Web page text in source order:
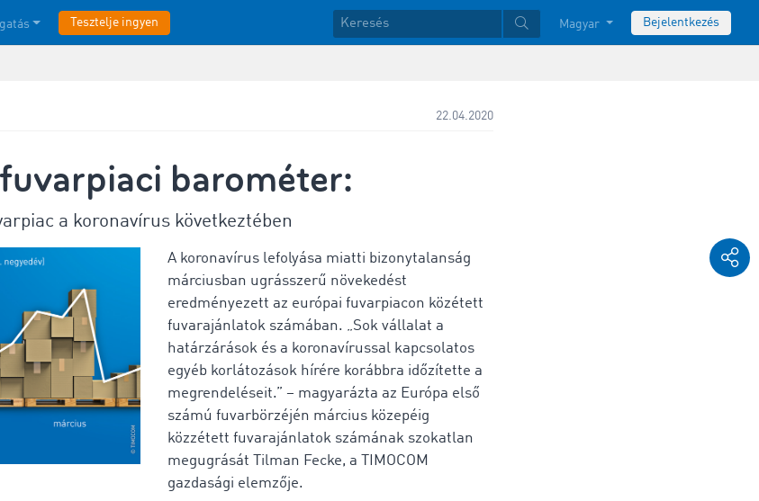
Tesztelje ingyen Magyar Bejelentkezés
22.04.2020
barométer:
a koronavírus következtében
A koronavírus lefolyása miatti bizonytalanság
márciusban ugrásszerű növekedést
eredményezett az európai fuvarpiacon közétett
fuvarajánlatok számában. „Sok vállalat a
határzárások és a koronavírussal kapcsolatos
egyéb korlátozások hírére korábbra időzítette a
megrendeléseit.” – magyarázta az Európa első
számú fuvarbörzéjén március közepéig
közzétett fuvarajánlatok számának szokatlan
megugrását Tilman Fecke, a TIMOCOM
gazdasági elemzője.